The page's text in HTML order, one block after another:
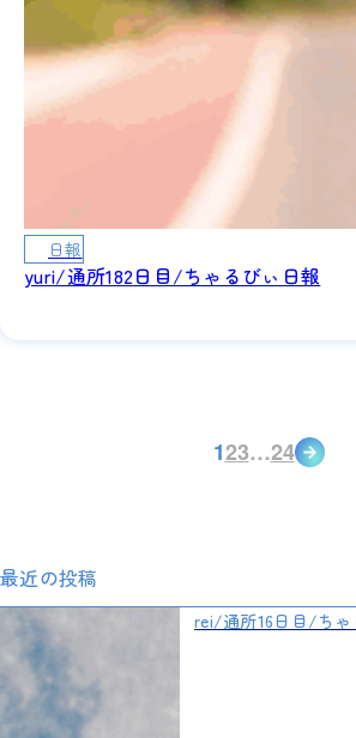
yuri/通所182日目/ちゃるびぃ日報
日報
123…24
最近の投稿
rei/通所16日目/ちゃ